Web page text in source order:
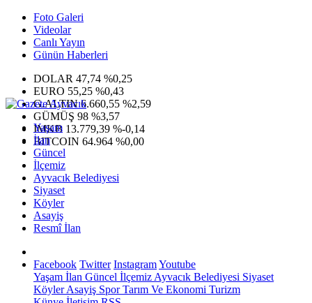
Foto Galeri
Videolar
Canlı Yayın
Günün Haberleri
DOLAR 47,74 %0,25
EURO 55,25 %0,43
G.ALTIN6.660,55 %2,59
GÜMÜŞ 98 %3,57
IMKB 13.779,39 %-0,14
BITCOIN 64.964 %0,00
Yaşam
İlan
Güncel
İlçemiz
Ayvacık Belediyesi
Siyaset
Köyler
Asayiş
Resmî İlan
Facebook Twitter InstagramYoutube
Yaşam İlan Güncel İlçemiz Ayvacık Belediyesi Siyaset
KöylerAsayiş SporTarım Ve Ekonomi Turizm